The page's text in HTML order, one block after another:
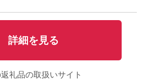
詳細を見る
礼品の取扱いサイト